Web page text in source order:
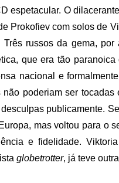
espetacular. O
Prokofiev com solos de
Três russos da gema,
que era tão
nacional e
não poderiam ser
publicamente.
mas voltou para o
e fidelidade.
globetrotter, já teve